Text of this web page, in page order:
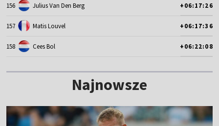
156 Julius Van Den Berg +06:17:26
157 Matis Louvel +06:17:36
158 Cees Bol +06:22:08
Najnowsze